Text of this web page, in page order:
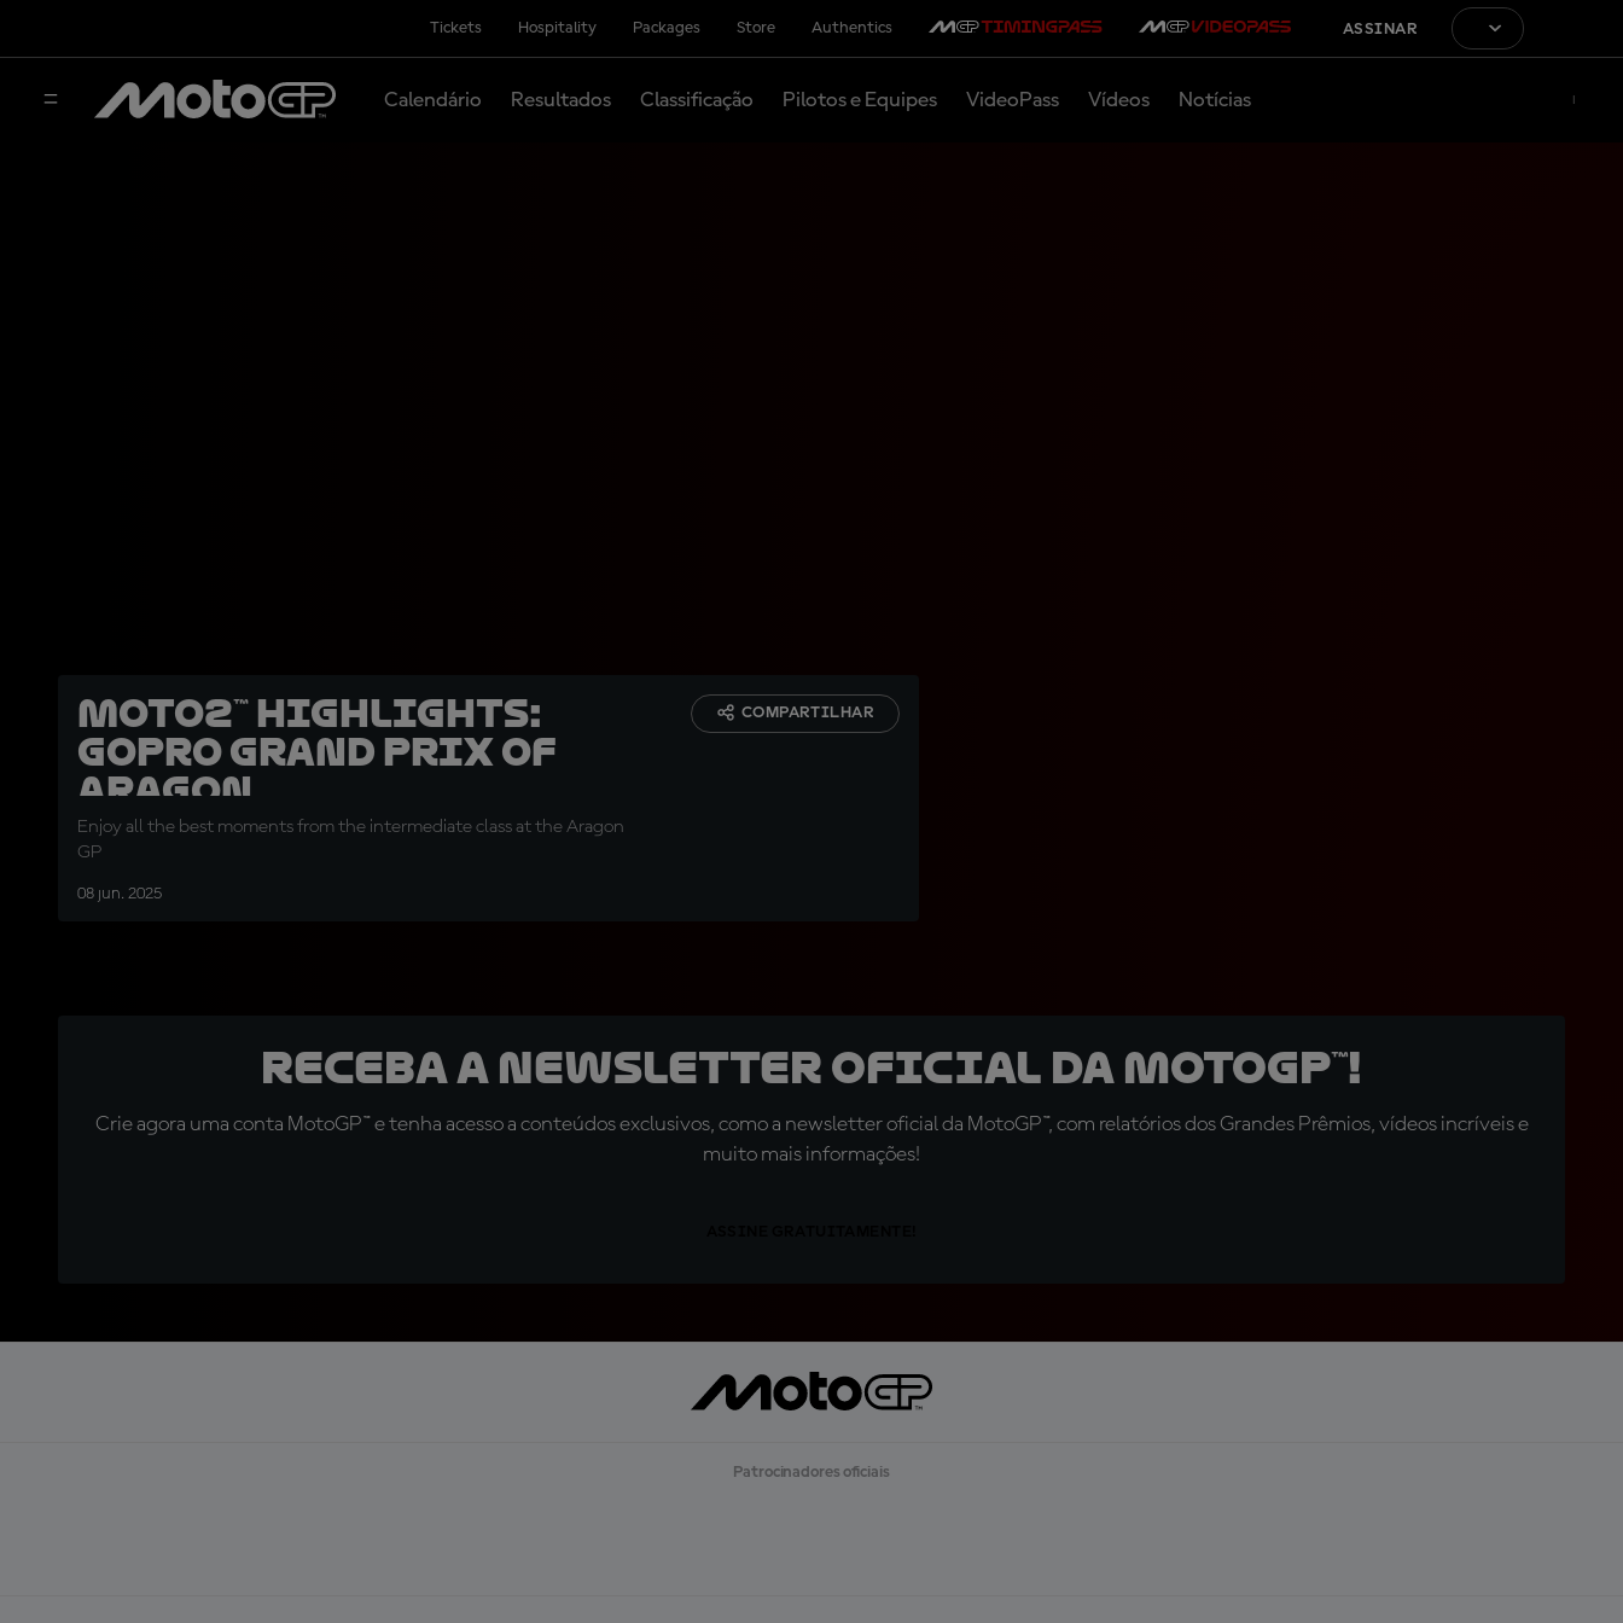
Tickets Hospitality Packages Store Authentics ASSINAR
Calendário Resultados Classificação Pilotos e Equipes VideoPass Vídeos Notícias
Moto2™ highlights:
GoPro Grand Prix of
Aragon
Enjoy all the best moments from the intermediate class at the Aragon
GP
08 jun. 2025
COMPARTILHAR
Receba a newsletter oficial da MotoGP™!
Crie agora uma conta MotoGP™ e tenha acesso a conteúdos exclusivos, como a newsletter oficial da MotoGP™, com relatórios dos Grandes Prêmios, vídeos incríveis e
muito mais informações!
Patrocinadores oficiais